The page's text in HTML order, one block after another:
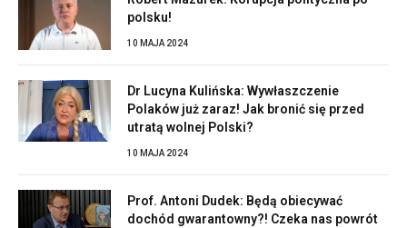
polsku!
10 MAJA 2024
Dr Lucyna Kulińska: Wywłaszczenie
Polaków już zaraz! Jak bronić się przed
utratą wolnej Polski?
10 MAJA 2024
Prof. Antoni Dudek: Będą obiecywać
dochód gwarantowny?! Czeka nas powrót